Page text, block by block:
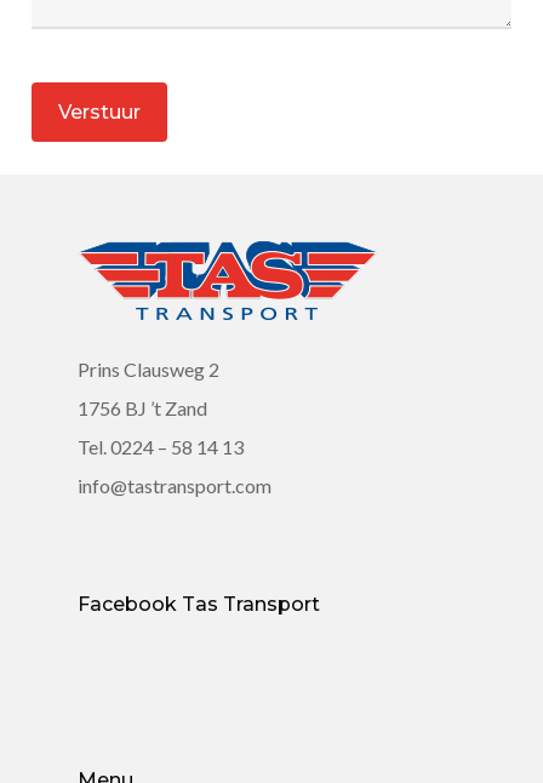
Prins Clausweg 2
1756 BJ ’t Zand
Tel.0224 – 58 14 13
info@tastransport.com
Facebook Tas Transport